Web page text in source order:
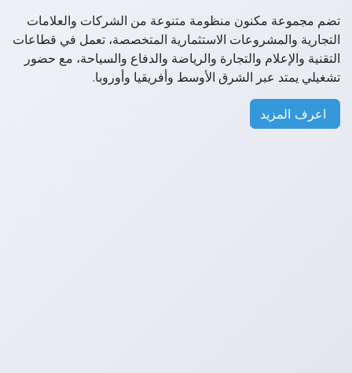
تضم مجموعة مكنون منظومة متنوعة من الشركات والعلامات
التجارية والمشروعات الاستثمارية المتخصصة، تعمل في قطاعات
التقنية والإعلام والتجارة والرياضة والدفاع والسياحة، مع حضور
تشغيلي يمتد عبر الشرق الأوسط وأفريقيا وأوروبا.
اعرف المزيد